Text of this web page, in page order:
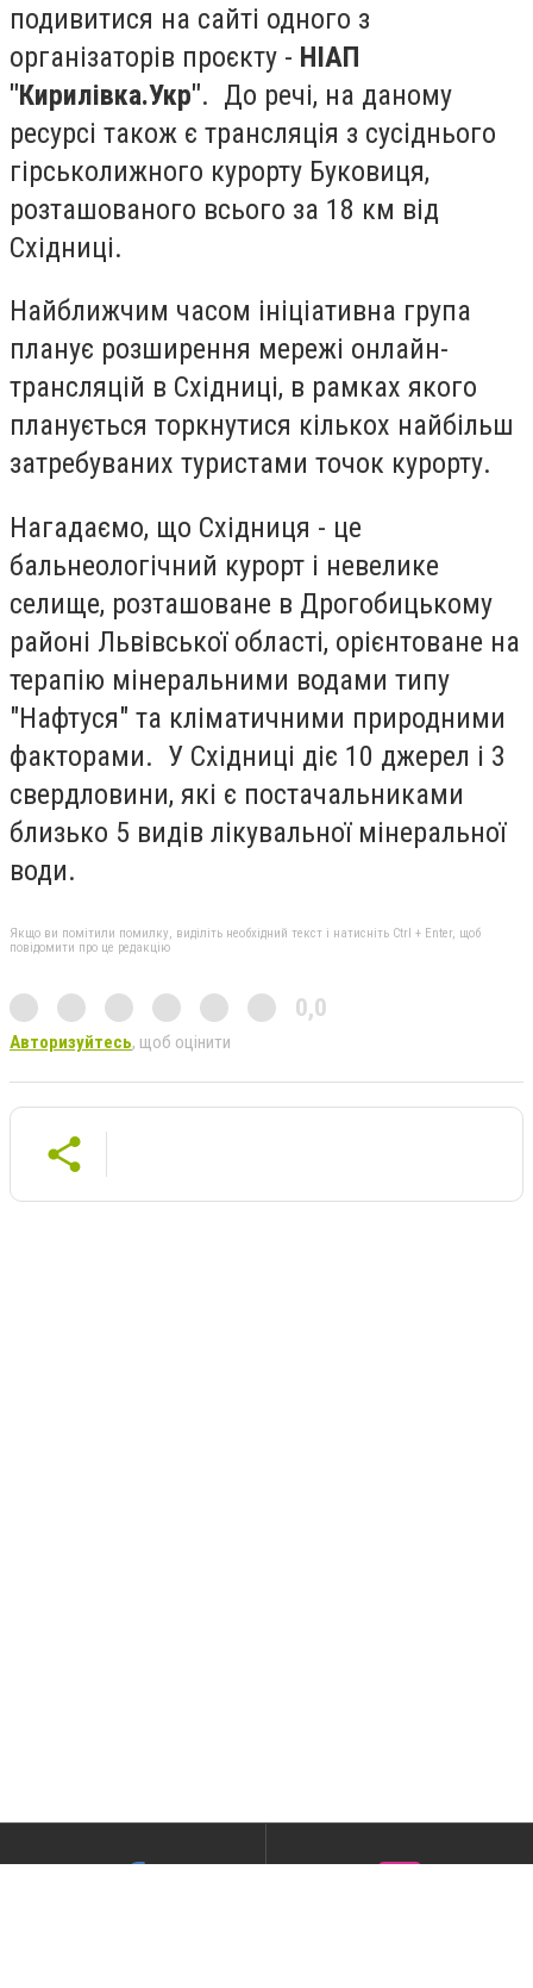
подивитися на сайті одного з
організаторів проєкту - НІАП
"Кирилівка.Укр". До речі, на даному
ресурсі також є трансляція з сусіднього
гірськолижного курорту Буковиця,
розташованого всього за 18 км від
Східниці.
Найближчим часом ініціативна група
планує розширення мережі онлайн-
трансляцій в Східниці, в рамках якого
планується торкнутися кількох найбільш
затребуваних туристами точок курорту.
Нагадаємо, що Східниця - це
бальнеологічний курорт і невелике
селище, розташоване в Дрогобицькому
районі Львівської області, орієнтоване на
терапію мінеральними водами типу
"Нафтуся" та кліматичними природними
факторами. У Східниці діє 10 джерел і 3
свердловини, які є постачальниками
близько 5 видів лікувальної мінеральної
води.
Якщо ви помітили помилку, виділіть необхідний текст і натисніть Ctrl + Enter, щоб
повідомити про це редакцію
0,0
Авторизуйтесь, щоб оцінити